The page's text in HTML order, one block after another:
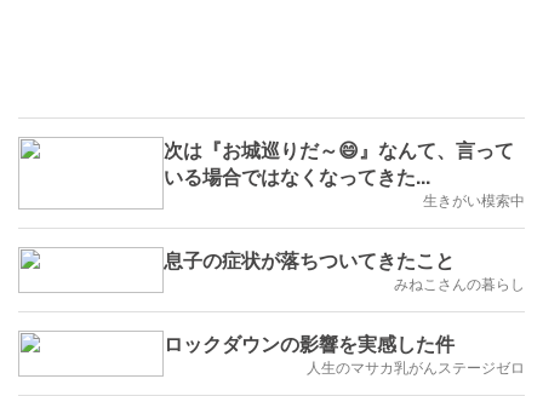
次は『お城巡りだ～😄』なんて、言って
いる場合ではなくなってきた...
生きがい模索中
息子の症状が落ちついてきたこと
みねこさんの暮らし
ロックダウンの影響を実感した件
人生のマサカ乳がんステージゼロ